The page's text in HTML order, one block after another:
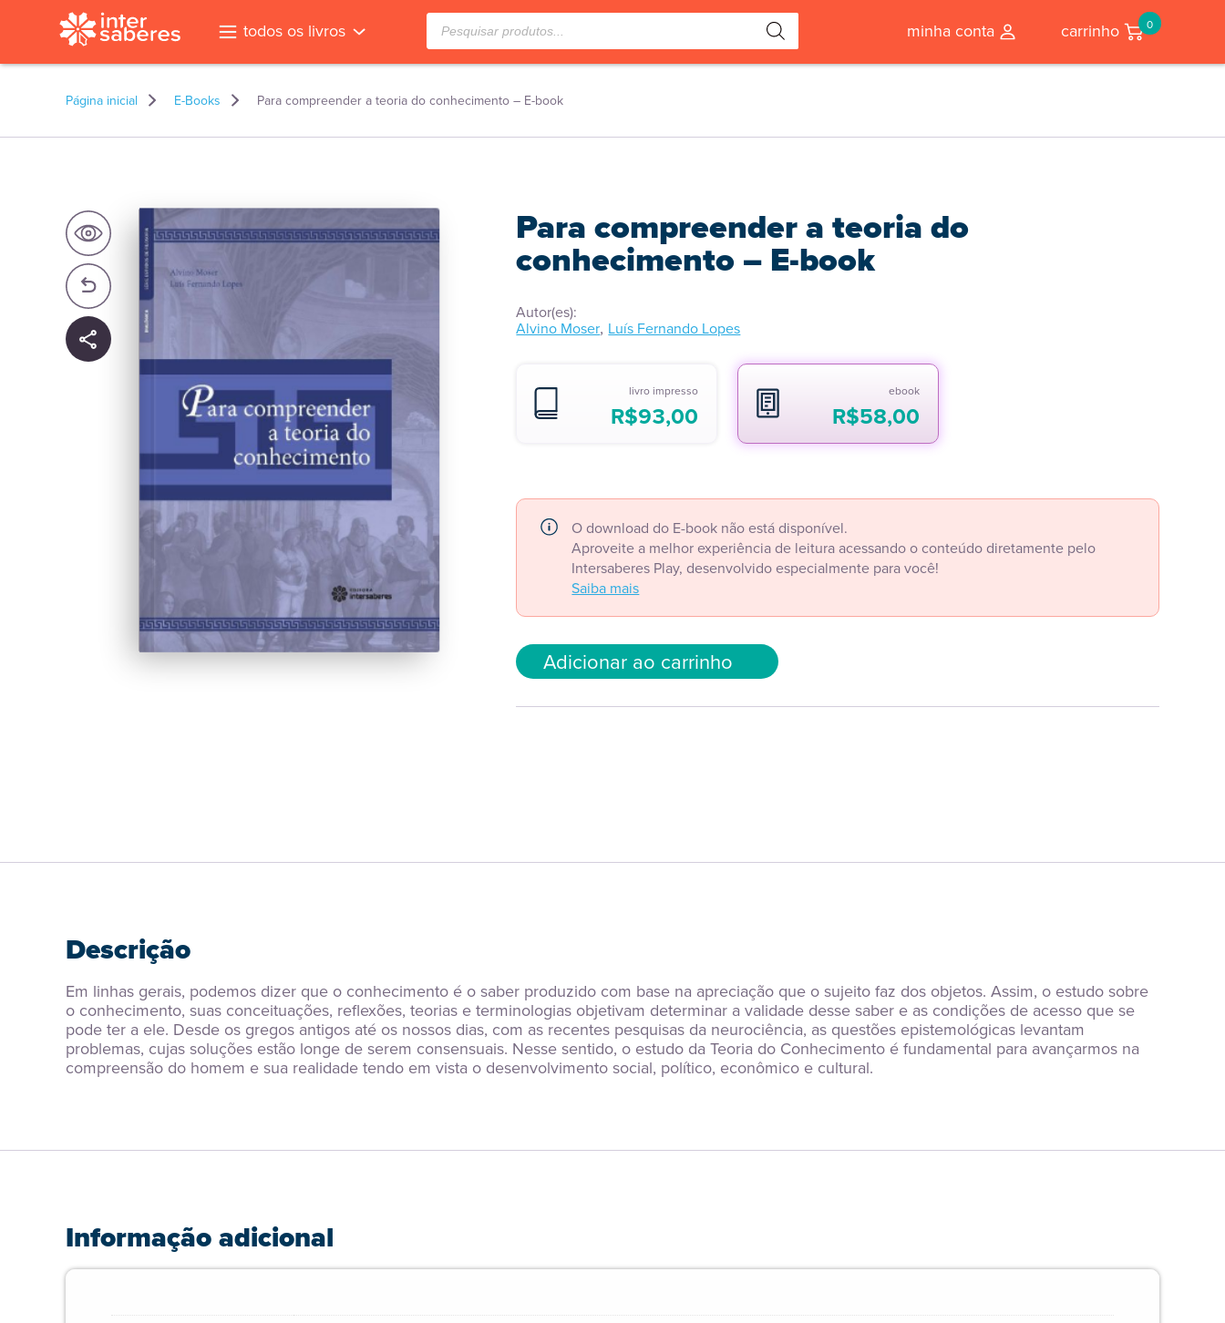
todos os livros
Pesquisar
produtos
minha conta carrinho 0
Página inicial E-Books Para compreender a teoria do conhecimento – E-book
Para compreender a teoria do
conhecimento – E-book
Autor(es):
Alvino Moser, Luís Fernando Lopes
livro impresso
R$93,00
ebook
R$58,00
O download do E-book não está disponível.
Aproveite a melhor experiência de leitura acessando o conteúdo diretamente pelo
Intersaberes Play, desenvolvido especialmente para você!
Saiba mais
Adicionar ao carrinho
Descrição
Em linhas gerais, podemos dizer que o conhecimento é o saber produzido com base na apreciação que o sujeito faz dos objetos. Assim, o estudo sobre
o conhecimento, suas conceituações, reflexões, teorias e terminologias objetivam determinar a validade desse saber e as condições de acesso que se
pode ter a ele. Desde os gregos antigos até os nossos dias, com as recentes pesquisas da neurociência, as questões epistemológicas levantam
problemas, cujas soluções estão longe de serem consensuais. Nesse sentido, o estudo da Teoria do Conhecimento é fundamental para avançarmos na
compreensão do homem e sua realidade tendo em vista o desenvolvimento social, político, econômico e cultural.
Informação adicional